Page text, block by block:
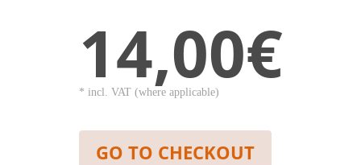
14,00€
* incl. VAT (where applicable)
GO TO CHECKOUT